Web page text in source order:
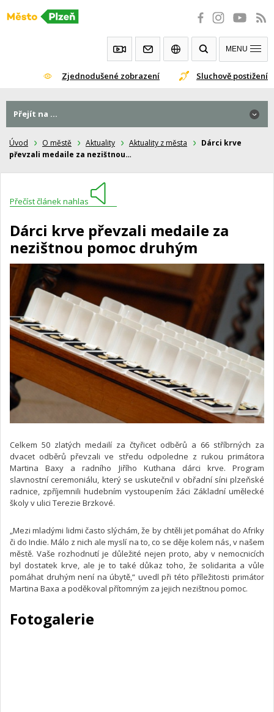
Přeskočit
Zjednodušené zobrazení Sluchově postižení
MENU
Úvod O městě Aktuality Aktuality z města
Dárci krve
převzali medaile za nezištnou…
Přečíst článek nahlas
Dárci krve převzali medaile za
nezištnou pomoc druhým
Celkem 50 zlatých medailí za čtyřicet odběrů a 66 stříbrných za
dvacet odběrů převzali ve středu odpoledne z rukou primátora
Martina Baxy a radního Jiřího Kuthana dárci krve. Program
slavnostní ceremoniálu, který se uskutečnil v obřadní síni plzeňské
radnice, zpříjemnili hudebním vystoupením žáci Základní umělecké
školy v ulici Terezie Brzkové.
„Mezi mladými lidmi často slýchám, že by chtěli jet pomáhat do Afriky
či do Indie. Málo z nich ale myslí na to, co se děje kolem nás, v našem
městě. Vaše rozhodnutí je důležité nejen proto, aby v nemocnicích
byl dostatek krve, ale je to také důkaz toho, že solidarita a vůle
pomáhat druhým není na úbytě,“ uvedl při této příležitosti primátor
Martina Baxa a poděkoval přítomným za jejich nezištnou pomoc.
Fotogalerie
Přejít na ...